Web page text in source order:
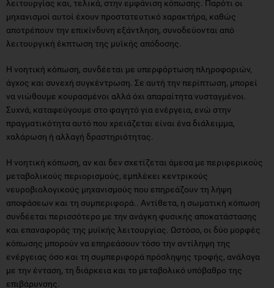
λειτουργική έκπτωση της μυϊκής απόδοσης.
Η νοητική κόπωση, συνδέεται με υπερφόρτωση πληροφοριών,
άγχος και συνεχή συγκέντρωση. Σε αυτή την περίπτωση, μπορεί
Συχνά, καταφεύγουμε στο φαγητό για ενέργεια, ενώ στην
πραγματικότητα αυτό που χρειάζεται είναι ένα διάλειμμα,
χαλάρωση ή αλλαγή δραστηριότητας.
Η νοητική κόπωση, αν και δεν σχετίζεται άμεσα με περιφερικούς
μεταβολικούς περιορισμούς, εμπλέκει κεντρικούς
αποφάσεων και τη συμπεριφορά.. Αντίθετα, η σωματική κόπωση
συνδέεται περισσότερο με την ανάγκη φυσικής αποκατάστασης
και επαναφοράς της μυϊκής λειτουργίας. Ωστόσο, οι δύο μορφές
κόπωσης μπορούν να επηρεάσουν τόσο την αντίληψη της
ενέργειας όσο και τη συμπεριφορά πρόσληψης τροφής, ανάλογα
με την ένταση, τη διάρκεια και το μεταβολικό υπόβαθρο της
επιβάρυνσης.
Ρόλος ύπνου και διατροφής